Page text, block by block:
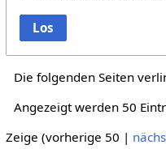
Los
Die folgenden Seiten
Angezeigt werden 50
Zeige (vorherige 50 |